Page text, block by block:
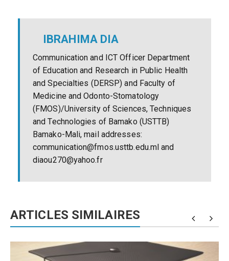
IBRAHIMA DIA
Communication and ICT Officer Department
of Education and Research in Public Health
and Specialties (DERSP) and Faculty of
Medicine and Odonto-Stomatology
(FMOS)/University of Sciences, Techniques
and Technologies of Bamako (USTTB)
Bamako-Mali, mail addresses:
communication@fmos.usttb.edu.ml and
diaou270@yahoo.fr
ARTICLES SIMILAIRES